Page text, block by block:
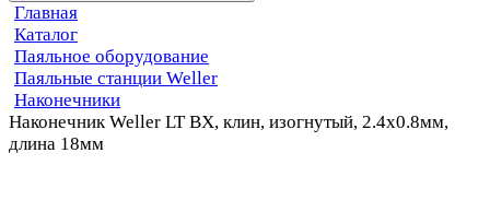
Главная
Каталог
Паяльное оборудование
Паяльные станции Weller
Наконечники
Наконечник Weller LT BX, клин, изогнутый, 2.4х0.8мм,
длина 18мм